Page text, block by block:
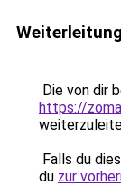
Die von dir
https://
Falls du
du zur